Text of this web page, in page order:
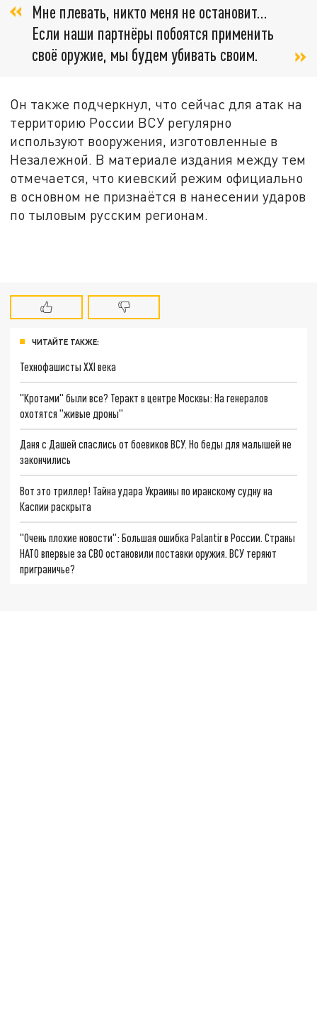
Мне плевать, никто меня не остановит…
Если наши партнёры побоятся применить
своё оружие, мы будем убивать своим.
Он также подчеркнул, что сейчас для атак на
территорию России ВСУ регулярно
используют вооружения, изготовленные в
Незалежной. В материале издания между тем
отмечается, что киевский режим официально
в основном не признаётся в нанесении ударов
по тыловым русским регионам.
ЧИТАЙТЕ ТАКЖЕ:
Технофашисты XXI века
"Кротами" были все? Теракт в центре Москвы: На генералов
охотятся "живые дроны"
Даня с Дашей спаслись от боевиков ВСУ. Но беды для малышей не
закончились
Вот это триллер! Тайна удара Украины по иранскому судну на
Каспии раскрыта
"Очень плохие новости": Большая ошибка Palantir в России. Страны
НАТО впервые за СВО остановили поставки оружия. ВСУ теряют
приграничье?